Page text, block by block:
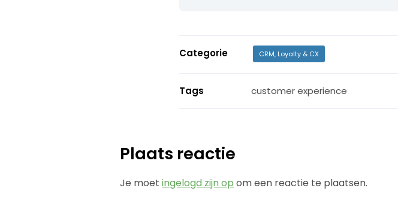
Categorie CRM, Loyalty & CX
Tags customer experience
Plaats reactie
Je moetingelogd zijn op om een reactie te plaatsen.